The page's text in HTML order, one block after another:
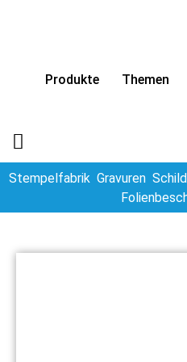
Produkte Themen
Stempelfabrik Gravuren